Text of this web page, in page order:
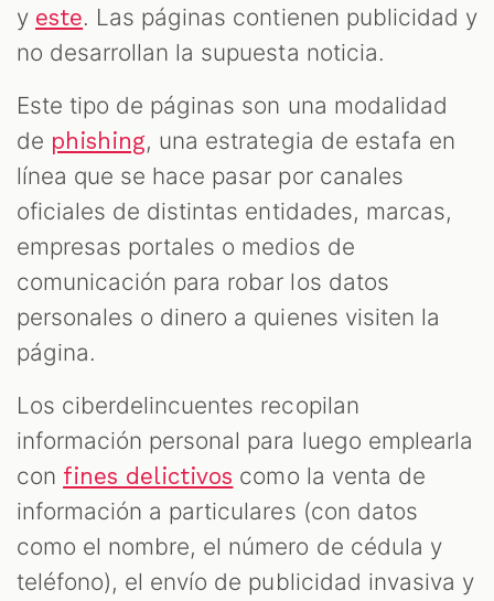
y este. Las páginas contienen publicidad y
no desarrollan la supuesta noticia.
Este tipo de páginas son una modalidad
de phishing, una estrategia de estafa en
línea que se hace pasar por canales
oficiales de distintas entidades, marcas,
empresas portales o medios de
comunicación para robar los datos
personales o dinero a quienes visiten la
página.
Los ciberdelincuentes recopilan
información personal para luego emplearla
con fines delictivos como la venta de
información a particulares (con datos
como el nombre, el número de cédula y
teléfono), el envío de publicidad invasiva y